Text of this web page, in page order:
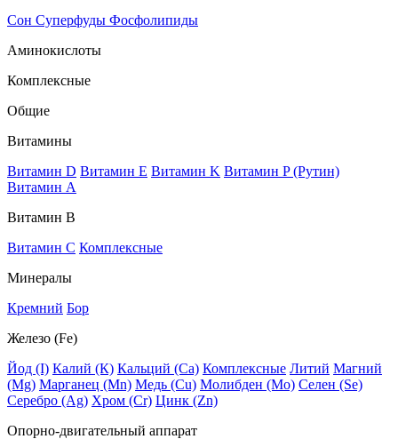
Сон Суперфуды Фосфолипиды
Аминокислоты
Комплексные
Общие
Витамины
Витамин D Витамин E Витамин K Витамин P (Рутин)
Витамин А
Витамин В
Витамин C Комплексные
Минералы
Кремний Бор
Железо (Fe)
Йод (I) Калий (К) Кальций (Са) Комплексные Литий Магний
(Mg) Марганец (Mn) Медь (Сu) Молибден (Мо) Селен (Se)
Серебро (Ag) Хром (Cr) Цинк (Zn)
Опорно-двигательный аппарат